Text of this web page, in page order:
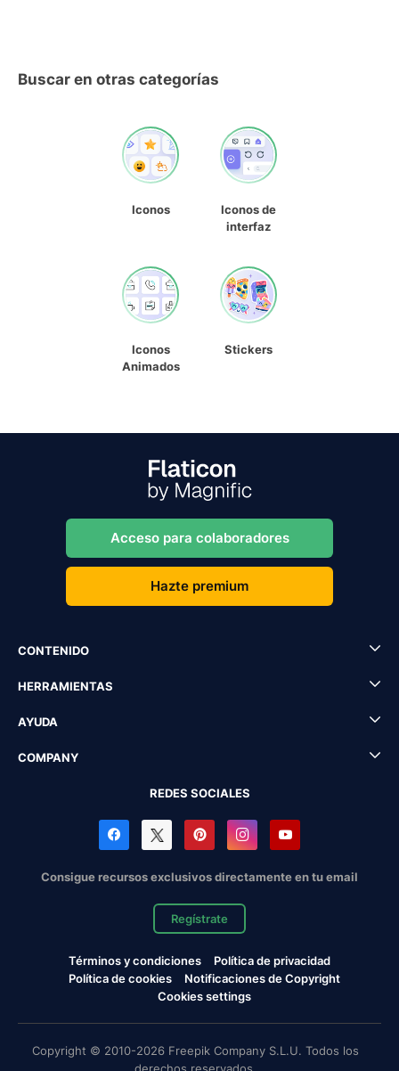
Buscar en otras categorías
Iconos
Iconos de
interfaz
Iconos
Animados
Stickers
Acceso para colaboradores
Hazte premium
CONTENIDO
HERRAMIENTAS
AYUDA
COMPANY
REDES SOCIALES
Consigue recursos exclusivos directamente en tu email
Regístrate
Términos y condiciones
Política de privacidad
Política de cookies
Notificaciones de Copyright
Cookies settings
Copyright © 2010-2026 Freepik Company S.L.U. Todos los